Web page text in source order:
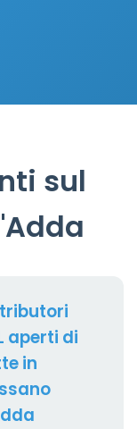
sul
aperti di
in